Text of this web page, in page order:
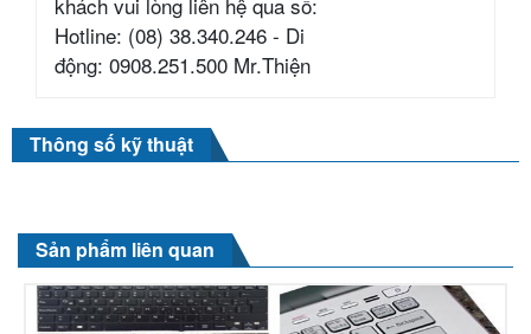
Hotline: (08) 38.340.246 - Di
động: 0908.251.500 Mr.Thiện
Thông số kỹ thuật
Sản phẩm liên quan